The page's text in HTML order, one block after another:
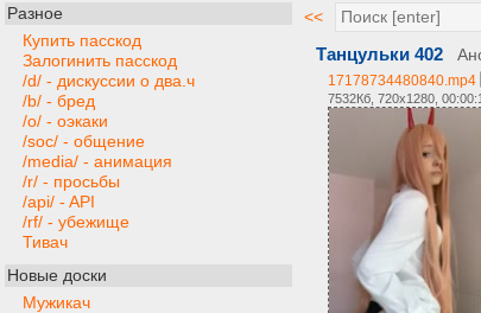
Разное
Купить пасскод
Залогинить пасскод
/d/ - дискуссии о два.ч
/b/ - бред
/o/ - оэкаки
/soc/ - общение
/media/ - анимация
/r/ - просьбы
/api/ - API
/rf/ - убежище
Тивач
Новые доски
Мужикач
<<
Танцульки 402
17178734480840.mp4
7532Кб, 720x1280,